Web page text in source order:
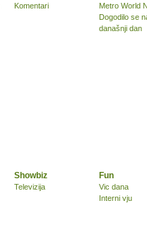
Komentari
Metro World
Dogodilo se
današnji dan
Showbiz
Televizija
Fun
Vic dana
Interni vju